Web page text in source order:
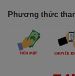
Phương thức